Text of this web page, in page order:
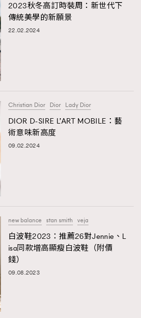
TRENDING
AFrenchMind
FigaroAstrology
FigaroBeauty
FigaroCeleb
FigaroExpert 1
FigaroFrancais 41
FigaroGadget 1
FigaroHealth 647
FigaroHub
群星力撐MF X Leung Mo《See
In My Dream》展覽
Wyman 揭曉 Figaro Exhibition
May專訪四位香港文藝代表
2023秋冬高訂時裝周：新世代下
傳統美學的新願景
22.02.2024
Christian Dior Dior Lady Dior
DIOR D-SIRE L’ART MOBILE：藝
術意味新高度
09.02.2024
new balance stan smith veja
白波鞋2023：推薦26對Jennie、L
isa同款增高顯瘦白波鞋（附價
錢）
09.08.2023